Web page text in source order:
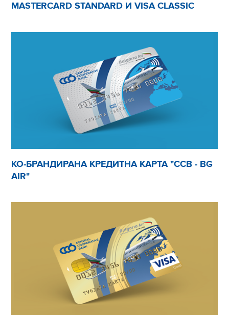
MASTERCARD STANDARD И VISA CLASSIC
КО-БРАНДИРАНА КРЕДИТНА КАРТА "CCB - BG
AIR"